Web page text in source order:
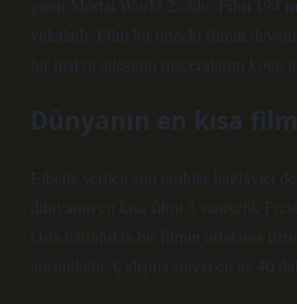
giren Mortal World 2 oldu. Film 194
yakaladı. Film bir önceki filmin
bir mafya ailesinin maceralarını konu
Dünyanın en kısa
Elbette verilen son tarihler bağlayıcı
dünyanın en kısa filmi 5 saniyelik
Orta uzunlukta bir filmin ortalama
arasındadır. Çalışma süresi en az 40